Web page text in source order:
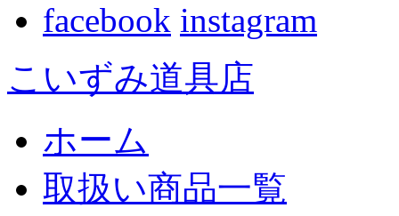
facebook instagram
こいずみ道具店
ホーム
取扱い商品一覧